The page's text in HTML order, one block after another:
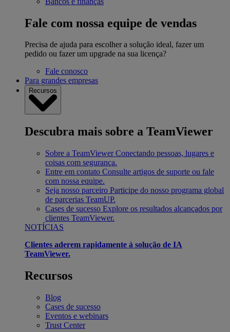
Fale com nossa equipe de vendas
Precisa de ajuda para escolher a solução ideal, fazer um
pedido ou fazer um upgrade na sua licença?
Fale conosco
Para grandes empresas
Recursos
Descubra mais sobre a TeamViewer
Sobre a TeamViewer Conectando pessoas, lugares e
coisas com segurança.
Entre em contato Consulte artigos de suporte ou fale
com nossa equipe.
Seja nosso parceiro Participe do nosso programa global
de parcerias TeamUP.
Cases de sucesso Explore os resultados alcançados por
clientes TeamViewer.
NOTÍCIAS
Clientes aderem rapidamente à solução de IA
TeamViewer.
Recursos
Blog
Cases de sucesso
Eventos e webinars
Trust Center